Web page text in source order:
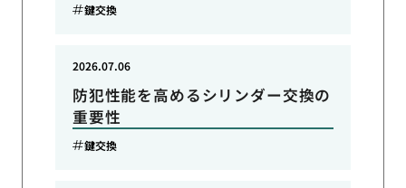
鍵交換
防犯性能を高めるシリンダー交換の
重要性
2026.07.06
鍵交換